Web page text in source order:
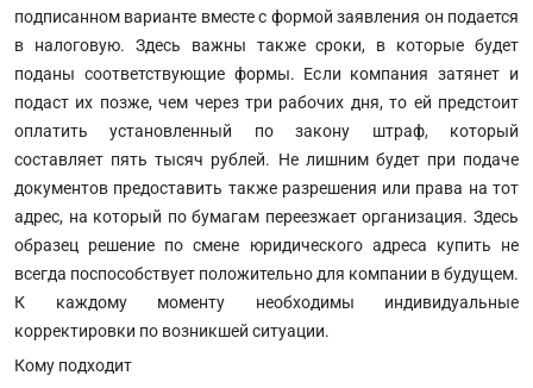
подписанном варианте вместе с формой заявления он подается
в налоговую. Здесь важны также сроки, в которые будет
поданы соответствующие формы. Если компания затянет и
подаст их позже, чем через три рабочих дня, то ей предстоит
оплатить установленный по закону штраф,который
составляет пять тысяч рублей. Не лишним будет при подаче
документов предоставить также разрешения или права на тот
адрес, на который по бумагам переезжает организация. Здесь
образец решение по смене юридического адреса купить не
всегда поспособствует положительно для компании в будущем.
К каждому моменту необходимы индивидуальные
корректировки по возникшей ситуации.
Кому подходит